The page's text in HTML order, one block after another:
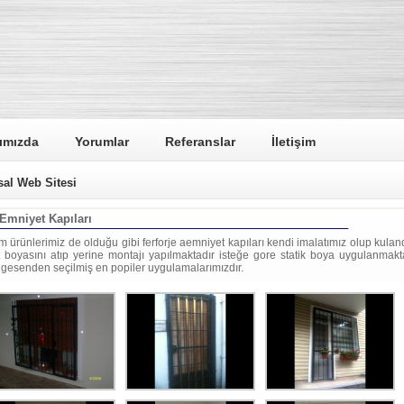
Yorumlar Referanslar İletişim
Web Sitesi
Emniyet Kapıları
ürünlerimiz de olduğu gibi ferforje aemniyet kapıları kendi imalatımız olup
boyasını atıp yerine montajı yapılmaktadır isteğe gore statik boya
seçilmiş en popiler uygulamalarımızdır.